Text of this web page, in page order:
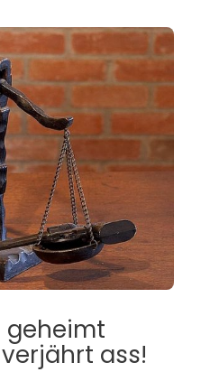
geheimt
ass!